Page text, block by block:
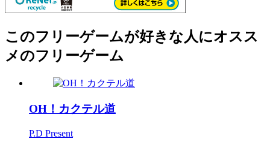
このフリーゲームが好きな人にオスス
メのフリーゲーム
OH！カクテル道
P.D Present